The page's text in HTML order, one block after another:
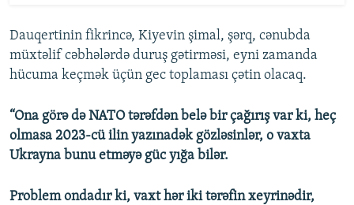
Dauqertinin fikrincə, Kiyevin şimal, şərq, cənubda
müxtəlif cəbhələrdə duruş gətirməsi, eyni zamanda
hücuma keçmək üçün gec toplaması çətin olacaq.
“Ona görə də NATO tərəfdən belə bir çağırış var ki, heç
olmasa 2023-cü ilin yazınadək gözləsinlər, o vaxta
Ukrayna bunu etməyə güc yığa bilər.
Problem ondadır ki, vaxt hər iki tərəfin xeyrinədir,